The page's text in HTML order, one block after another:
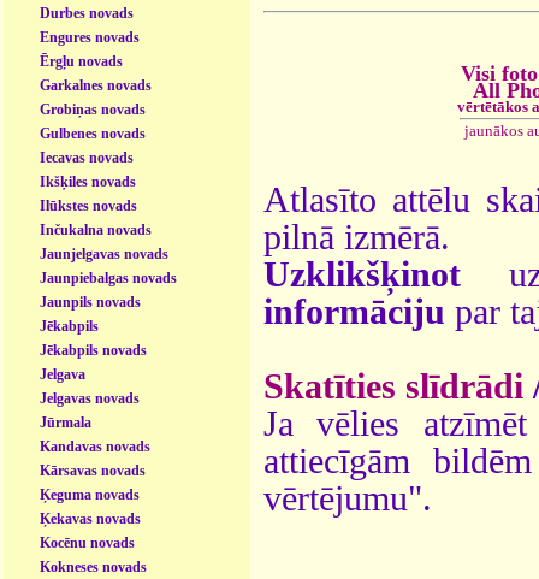
Durbes novads
Engures novads
Ērgļu novads
Garkalnes novads
Grobiņas novads
Gulbenes novads
Iecavas novads
Ikšķiles novads
Ilūkstes novads
Inčukalna novads
Jaunjelgavas novads
Jaunpiebalgas novads
Jaunpils novads
Jēkabpils
Jēkabpils novads
Jelgava
Jelgavas novads
Jūrmala
Kandavas novads
Kārsavas novads
Ķeguma novads
Ķekavas novads
Kocēnu novads
Kokneses novads
Visi
All
vērtētākos
jaunākos
Atlasīto attēlu
pilnā izmērā.
Uzklikšķinot
informāciju par
Skatīties slīdrādi
Ja vēlies
attiecīgām
vērtējumu".